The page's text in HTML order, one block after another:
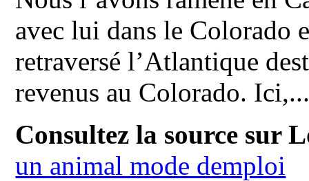
avec lui dans le Colorado
retraversé l’Atlantique
revenus au Colorado.
Consultez la source sur
un animal mode demploi